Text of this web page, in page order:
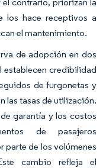
los hace receptivos a
el mantenimiento.
de adopción en dos
establecen credibilidad
de furgonetas y
las tasas de utilización.
garantía y los costos
de pasajeros
parte de los volúmenes
cambio refleja el